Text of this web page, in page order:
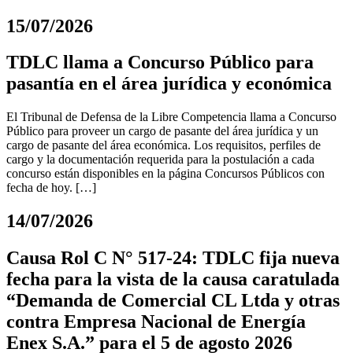
15/07/2026
TDLC llama a Concurso Público para
pasantía en el área jurídica y económica
El Tribunal de Defensa de la Libre Competencia llama a Concurso
Público para proveer un cargo de pasante del área jurídica y un
cargo de pasante del área económica. Los requisitos, perfiles de
cargo y la documentación requerida para la postulación a cada
concurso están disponibles en la página Concursos Públicos con
fecha de hoy. […]
14/07/2026
Causa Rol C N° 517-24: TDLC fija nueva
fecha para la vista de la causa caratulada
“Demanda de Comercial CL Ltda y otras
contra Empresa Nacional de Energía
Enex S.A.” para el 5 de agosto 2026